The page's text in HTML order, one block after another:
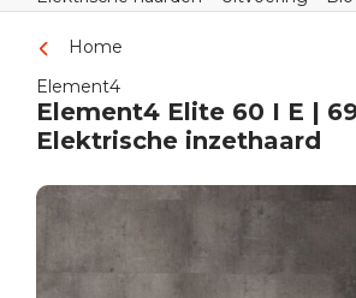
Home
Element4
Element4 Elite 60 I E |
Elektrische inzethaard